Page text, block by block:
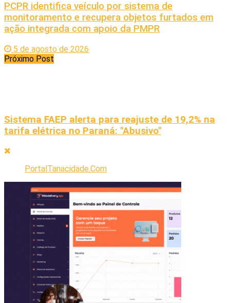
PCPR identifica veículo por sistema de
monitoramento e recupera objetos furtados em
ação integrada com apoio da PMPR
5 de agosto de 2026
Próximo Post
Sistema FAEP alerta para reajuste de 19,2% na
tarifa elétrica no Paraná: "Abusivo"
PortalTanacidade.Com